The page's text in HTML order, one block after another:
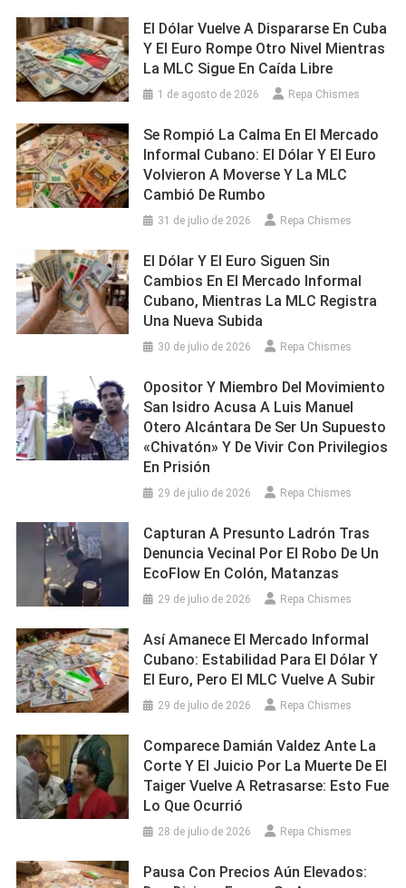
El Dólar Vuelve A Dispararse En Cuba
Y El Euro Rompe Otro Nivel Mientras
La MLC Sigue En Caída Libre
1 de agosto de 2026 Repa Chismes
Se Rompió La Calma En El Mercado
Informal Cubano: El Dólar Y El Euro
Volvieron A Moverse Y La MLC
Cambió De Rumbo
31 de julio de 2026 Repa Chismes
El Dólar Y El Euro Siguen Sin
Cambios En El Mercado Informal
Cubano, Mientras La MLC Registra
Una Nueva Subida
30 de julio de 2026 Repa Chismes
Opositor Y Miembro Del Movimiento
San Isidro Acusa A Luis Manuel
Otero Alcántara De Ser Un Supuesto
«chivatón» Y De Vivir Con Privilegios
En Prisión
29 de julio de 2026 Repa Chismes
Capturan A Presunto Ladrón Tras
Denuncia Vecinal Por El Robo De Un
EcoFlow En Colón, Matanzas
29 de julio de 2026 Repa Chismes
Así Amanece El Mercado Informal
Cubano: Estabilidad Para El Dólar Y
El Euro, Pero El MLC Vuelve A Subir
29 de julio de 2026 Repa Chismes
Comparece Damián Valdez Ante La
Corte Y El Juicio Por La Muerte De El
Taiger Vuelve A Retrasarse: Esto Fue
Lo Que Ocurrió
28 de julio de 2026 Repa Chismes
Pausa Con Precios Aún Elevados: